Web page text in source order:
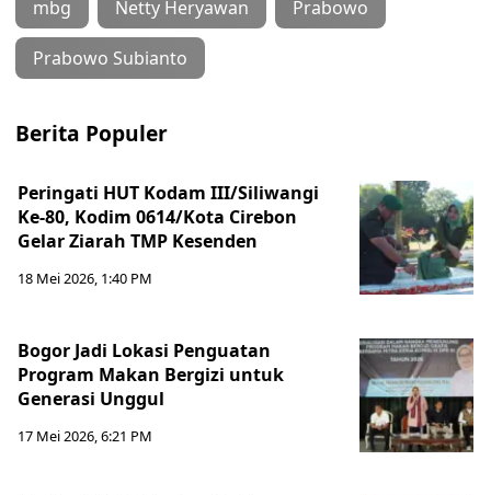
mbg Netty Heryawan Prabowo
Prabowo Subianto
Berita Populer
Peringati HUT Kodam III/Siliwangi
Ke-80, Kodim 0614/Kota Cirebon
Gelar Ziarah TMP Kesenden
18 Mei 2026, 1:40 PM
Bogor Jadi Lokasi Penguatan
Program Makan Bergizi untuk
Generasi Unggul
17 Mei 2026, 6:21 PM